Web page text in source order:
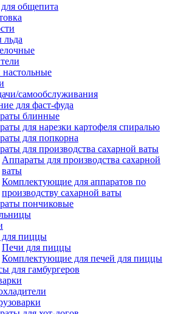
общепита
льда
самообслуживания
для фаст-фуда
блинные
для нарезки картофеля спиралью
для попкорна
для производства сахарной ваты
Аппараты для производства сахарной
ваты
Комплектующие для аппаратов по
производству сахарной ваты
пончиковые
пиццы
Печи для пиццы
Комплектующие для печей для пиццы
для гамбургеров